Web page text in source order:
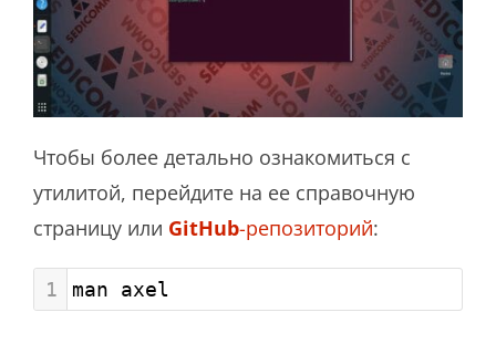
Чтобы более детально ознакомиться с
утилитой, перейдите на ее справочную
страницу или GitHub-репозиторий:
1 man axel